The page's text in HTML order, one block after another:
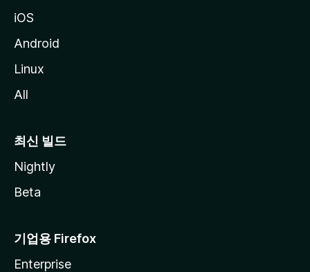
iOS
Android
Linux
All
최신 빌드
Nightly
Beta
기업용 Firefox
Enterprise